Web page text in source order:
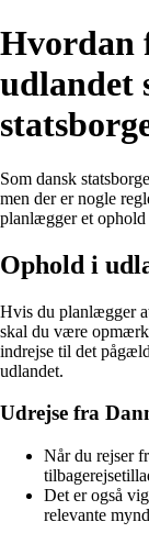
Hvordan
udlandet
Som dansk
men der er nogle
planlægger et ophold
Ophold i
Hvis du planlægger
skal du være
indrejse til det
udlandet.
Udrejse fra
Når du rejser
Det er også
relevante